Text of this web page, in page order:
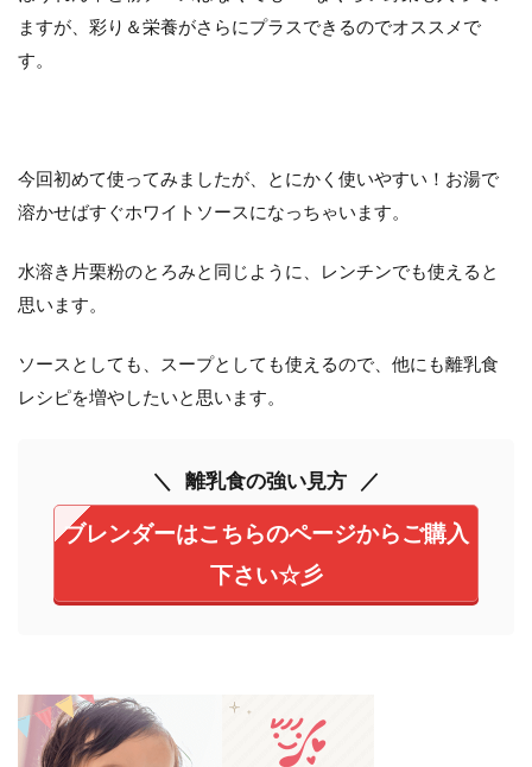
ますが、彩り＆栄養がさらにプラスできるのでオススメで
す。
今回初めて使ってみましたが、とにかく使いやすい！お湯で
溶かせばすぐホワイトソースになっちゃいます。
水溶き片栗粉のとろみと同じように、レンチンでも使えると
思います。
ソースとしても、スープとしても使えるので、他にも離乳食
レシピを増やしたいと思います。
離乳食の強い見方
ブレンダーはこちらのページからご購入
下さい☆彡